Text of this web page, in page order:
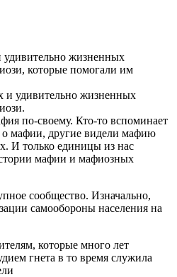
удивительно жизненных
которые помогали им
по-своему. Кто-то вспоминает
мафии, другие видели мафию
И только единицы из нас
мафии и мафиозных
сообщество. Изначально,
самообороны населения на
которые много лет
гнета в то время служила